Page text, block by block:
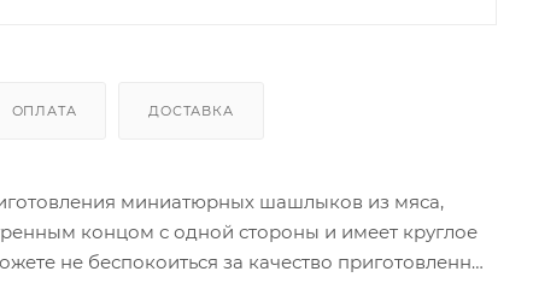
ОПЛАТА ДОСТАВКА
миниатюрных шашлыков из мяса,
концом с одной стороны и имеет круглое
не беспокоиться за качество приготовленных